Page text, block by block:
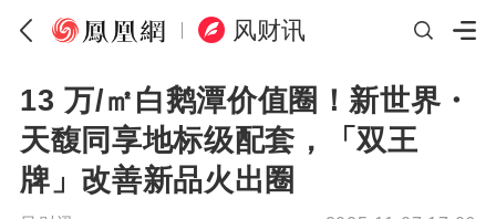
风财讯
13 万/㎡白鹅潭价值圈！新世界・
天馥同享地标级配套，「双王
牌」改善新品火出圈